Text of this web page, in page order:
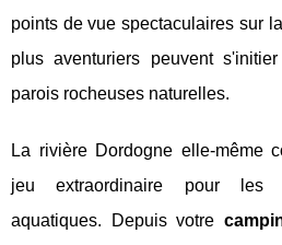
points de vue spectaculaires sur
plus aventuriers peuvent
parois rocheuses naturelles.
La rivière Dordogne elle-même
jeu extraordinaire pour les
aquatiques. Depuis votre